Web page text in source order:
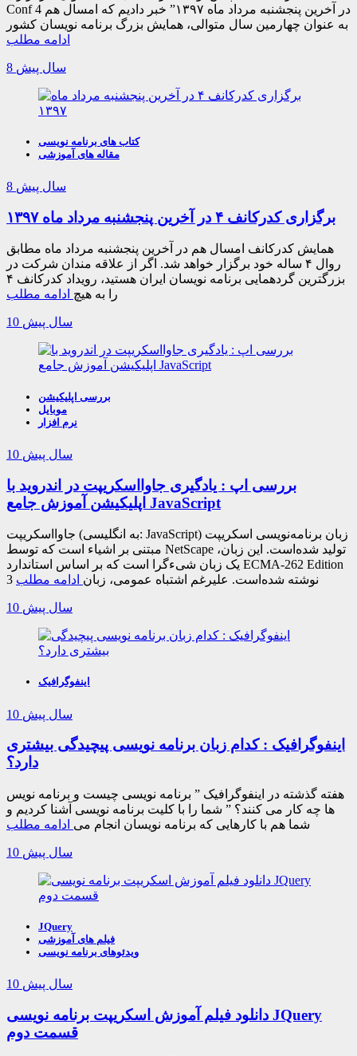
Conf 4 در آخرین پنجشنبه مرداد ماه ۱۳۹۷” خبر دادیم که امسال هم
به عنوان چهارمین سال متوالی، همایش بزرگ برنامه نویسان کشور
ادامه مطلب
8 سال پیش
کتاب های برنامه نویسی
مقاله های آموزشی
8 سال پیش
برگزاری کدرکانف ۴ در آخرین پنجشنبه مرداد ماه ۱۳۹۷
همایش کدرکانف امسال هم در آخرین پنجشنبه مرداد ماه مطابق
روال ۴ ساله خود برگزار خواهد شد. اگر از علاقه مندان شرکت در
بزرگترین گردهمایی برنامه نویسان ایران هستید، رویداد کدرکانف ۴
را به هیچ ادامه مطلب
10 سال پیش
بررسی اپلیکیشن
موبایل
نرم افزار
10 سال پیش
بررسی اپ : یادگیری جاوااسکریپت در اندروید با
اپلیکیشن آموزش جامع JavaScript
جاوااسکریپت (به انگلیسی: JavaScript) زبان برنامه‌نویسی اسکریپت
مبتنی بر اشیاء است که توسط NetScape تولید شده‌است. این زبان،
یک زبان شیءگرا است که بر اساس استاندارد ECMA-262 Edition
3 نوشته شده‌است. علیرغم اشتباه عمومی، زبان ادامه مطلب
10 سال پیش
اینفوگرافیک
10 سال پیش
اینفوگرافیک : کدام زبان برنامه نویسی پیچیدگی بیشتری
دارد؟
هفته گذشته در اینفوگرافیک ” برنامه نویسی چیست و برنامه نویس
ها چه کار می کنند؟ ” شما را با کلیت برنامه نویسی آشنا کردیم و
شما هم با کارهایی که برنامه نویسان انجام می ادامه مطلب
10 سال پیش
JQuery
فیلم های آموزشی
ویدئوهای برنامه نویسی
10 سال پیش
دانلود فیلم آموزش اسکریپت برنامه نویسی JQuery
قسمت دوم